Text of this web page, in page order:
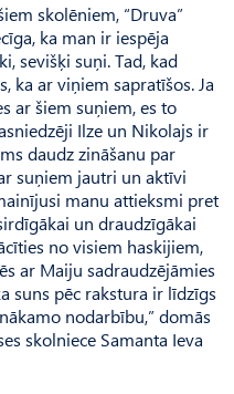
skolēniem, “Druva”
ka man ir iespēja
sevišķi suņi. Tad, kad
ka ar viņiem sapratīšos. Ja
ar šiem suņiem, es to
Ilze un Nikolajs ir
daudz zināšanu par
suņiem jautri un aktīvi
manu attieksmi pret
un draudzīgākai
no visiem haskijiem,
ar Maiju sadraudzējāmies
suns pēc rakstura ir līdzīgs
nodarbību,” domās
skolniece Samanta Ieva